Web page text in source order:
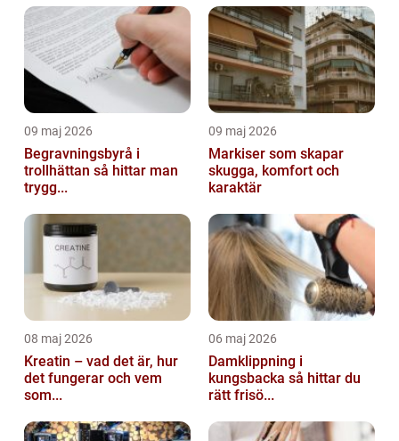
09 maj 2026
Begravningsbyrå i
trollhättan så hittar man
trygg...
09 maj 2026
Markiser som skapar
skugga, komfort och
karaktär
08 maj 2026
Kreatin – vad det är, hur
det fungerar och vem
som...
06 maj 2026
Damklippning i
kungsbacka så hittar du
rätt frisö...